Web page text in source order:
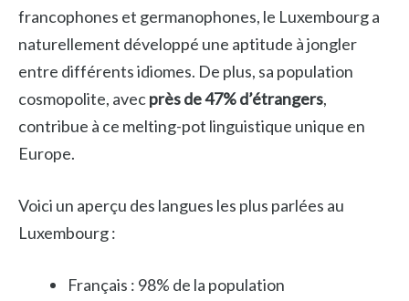
francophones et germanophones, le Luxembourg a
naturellement développé une aptitude à jongler
entre différents idiomes. De plus, sa population
cosmopolite, avecprès de 47% d’étrangers,
contribue à ce melting-pot linguistique unique en
Europe.
Voici un aperçu des langues les plus parlées au
Luxembourg :
Français : 98% de la population